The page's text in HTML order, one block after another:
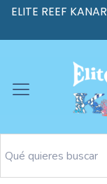
ELITE REEF